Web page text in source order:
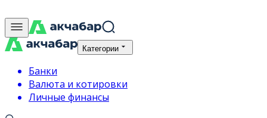
Категории
Банки
Валюта и котировки
Личные финансы